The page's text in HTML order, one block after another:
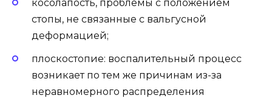
косолапость, проблемы с положением
стопы, не связанные с вальгусной
деформацией;
плоскостопие: воспалительный процесс
возникает по тем же причинам из-за
неравномерного распределения